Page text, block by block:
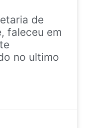
de
faleceu em
no ultimo